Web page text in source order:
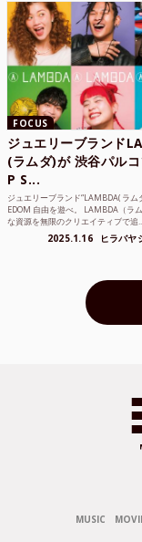
FOCUS
ジュエリーブランド
(ラムダ)が 渋谷パル
P S...
ジュエリーブランド“LAMBDA( ラム
EDOM 自由を遊べ。 LAMBDA（ラ
な資源を無限のクリエイティブで追
2025.1.16 ヒラバヤ
MUSIC